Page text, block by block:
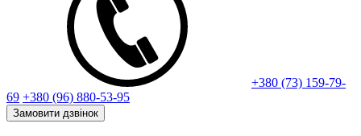
+380 (73) 159-79-
69 +380 (96) 880-53-95
Замовити дзвінок